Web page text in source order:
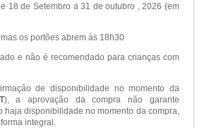
18 de Setembro a 31 de outubro , 2026 (em
os portões abrem às 18h30
e não é recomendado para crianças com
de disponibilidade no momento da
), a aprovação da compra não garante
haja disponibilidade no momento da compra,
integral.